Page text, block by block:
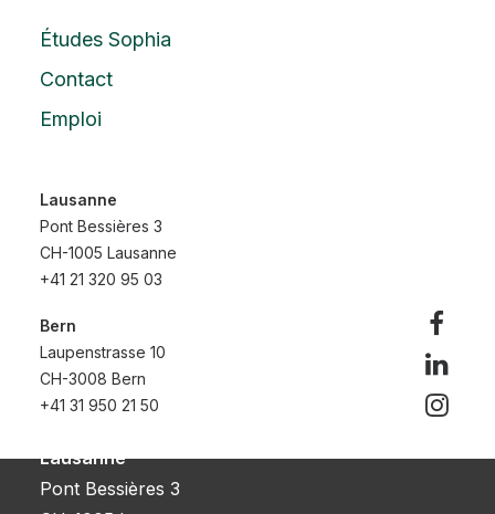
Études Sophia
Contact
Emploi
Lausanne
Pont Bessières 3
CH-1005 Lausanne
+41 21 320 95 03
Bern
Laupenstrasse 10
CH-3008 Bern
+41 31 950 21 50
Lausanne
Pont Bessières 3